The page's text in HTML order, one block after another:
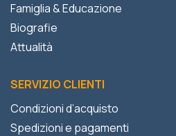
Famiglia & Educazione
Biografie
Attualità
SERVIZIO CLIENTI
Condizioni d’acquisto
Spedizioni e pagamenti